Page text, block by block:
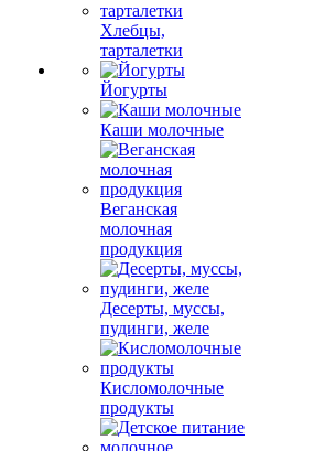
Хлебцы,
тарталетки
Йогурты
Каши молочные
Веганская
молочная
продукция
Десерты, муссы,
пудинги, желе
Кисломолочные
продукты